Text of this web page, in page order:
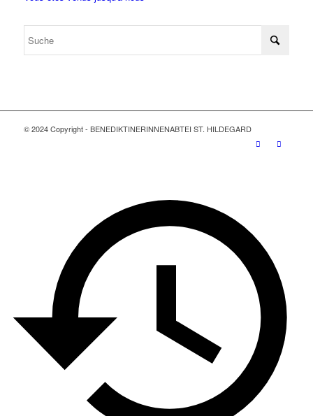
© 2024 Copyright - BENEDIKTINERINNENABTEI ST. HILDEGARD